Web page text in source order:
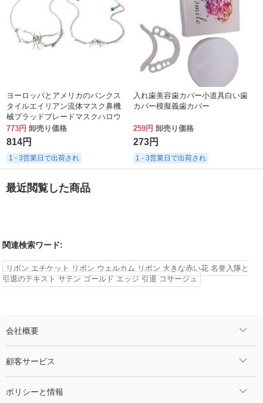
ヨーロッパとアメリカのパンクス
タイルエイリアン流体マスク鼻機
械ブラッドブレードマスクハロウ
ィンボールパーティーパティマス
ク
773円 卸売り価格
814円
1 - 3営業日で出荷され
入れ歯美容歯カバー小道具白い歯
カバー模擬義歯カバー
259円 卸売り価格
273円
1 - 3営業日で出荷され
最近閲覧した商品
関連検索ワード:
リボン エチケット リボン ウェルカム リボン 大きな赤い花 名誉入隊と
引退のテキスト サテン ゴールド エッジ 引退 コサージュ
会社概要
顧客サービス
ポリシーと情報